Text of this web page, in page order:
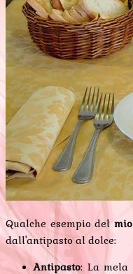
Qualche esempio del
dall'antipasto al dolce:
Antipasto: La mela